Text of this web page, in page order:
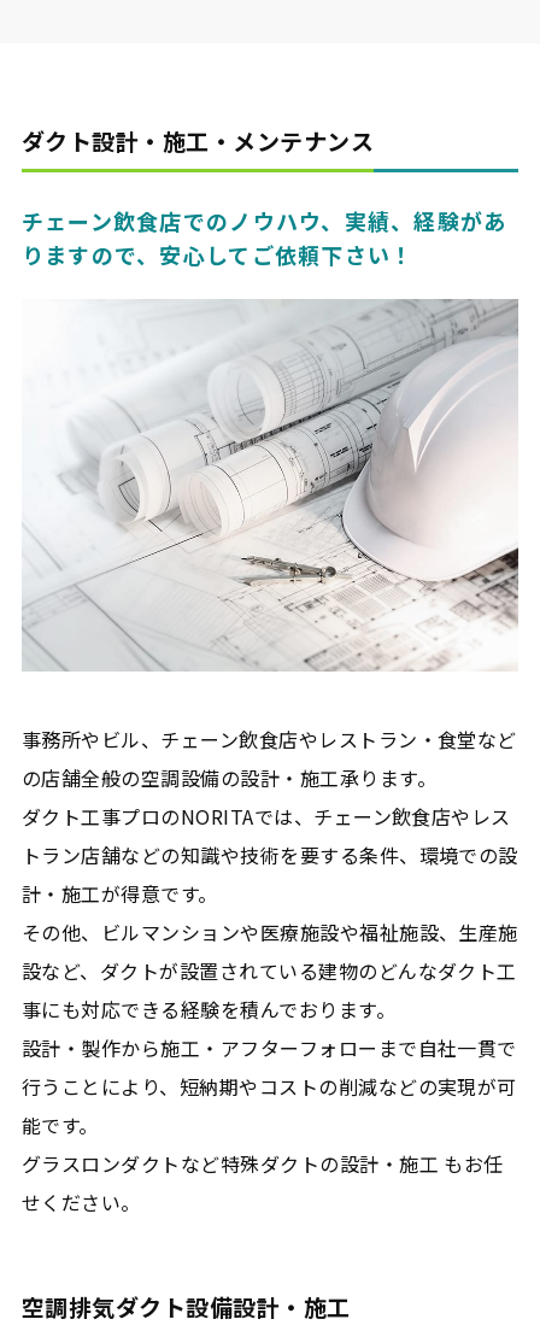
ダクト設計・施工・メンテナンス
チェーン飲食店でのノウハウ、実績、経験があ
りますので、安心してご依頼下さい！
事務所やビル、チェーン飲食店やレストラン・食堂など
の店舗全般の空調設備の設計・施工承ります。
ダクト工事プロのNORITAでは、チェーン飲食店やレス
トラン店舗などの知識や技術を要する条件、環境での設
計・施工が得意です。
その他、ビルマンションや医療施設や福祉施設、生産施
設など、ダクトが設置されている建物のどんなダクト工
事にも対応できる経験を積んでおります。
設計・製作から施工・アフターフォローまで自社一貫で
行うことにより、短納期やコストの削減などの実現が可
能です。
グラスロンダクトなど特殊ダクトの設計・施工 もお任
せください。
空調排気ダクト設備設計・施工